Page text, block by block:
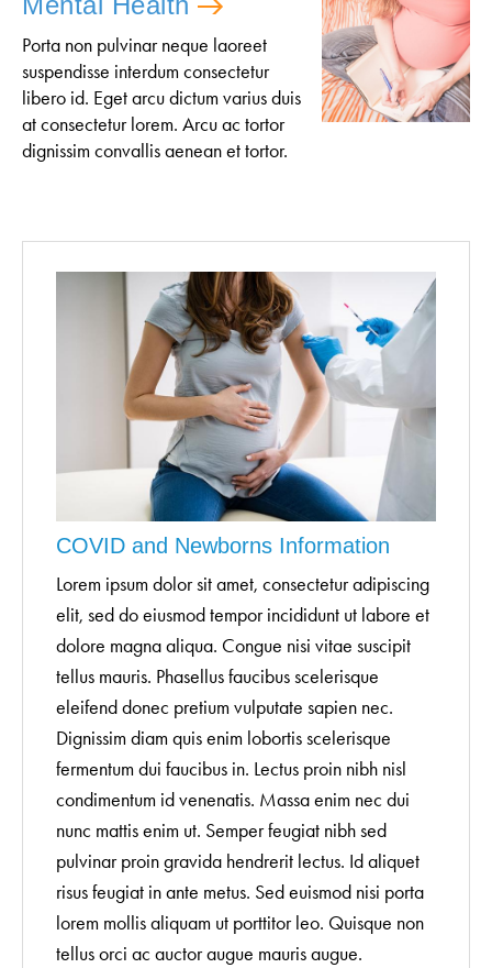
Porta non pulvinar neque laoreet
suspendisse interdum consectetur
libero id. Eget arcu dictum varius duis
at consectetur lorem. Arcu ac tortor
dignissim convallis aenean et tortor.
COVID and Newborns Information
Lorem ipsum dolor sit amet, consectetur adipiscing
elit, sed do eiusmod tempor incididunt ut labore et
dolore magna aliqua. Congue nisi vitae suscipit
tellus mauris. Phasellus faucibus scelerisque
eleifend donec pretium vulputate sapien nec.
Dignissim diam quis enim lobortis scelerisque
fermentum dui faucibus in. Lectus proin nibh nisl
condimentum id venenatis. Massa enim nec dui
nunc mattis enim ut. Semper feugiat nibh sed
pulvinar proin gravida hendrerit lectus. Id aliquet
risus feugiat in ante metus. Sed euismod nisi porta
lorem mollis aliquam ut porttitor leo. Quisque non
tellus orci ac auctor augue mauris augue.